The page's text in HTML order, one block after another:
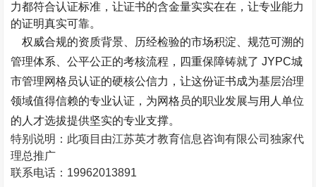
力都符合认证标准，让证书的含金量实实在在，让专业能力
的证明真实可靠。
权威合规的资质背景、历经检验的市场积淀、规范可溯的
管理体系、公平公正的考核流程，四重保障铸就了 JYPC城
市管理网格员认证的硬核公信力，让这份证书成为基层治理
领域值得信赖的专业认证，为网格员的职业发展与用人单位
的人才选拔提供坚实的专业支撑。
特别说明：此项目由江苏英才教育信息咨询有限公司独家代
理总推广
联系电话： 19962013891